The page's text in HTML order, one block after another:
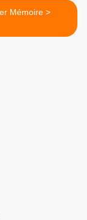
Atelier Mémoire >